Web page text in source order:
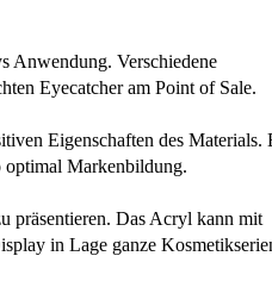
Anwendung. Verschiedene
Eyecatcher am Point of Sale.
Eigenschaften des Materials.
optimal Markenbildung.
präsentieren. Das Acryl kann mit
in Lage ganze